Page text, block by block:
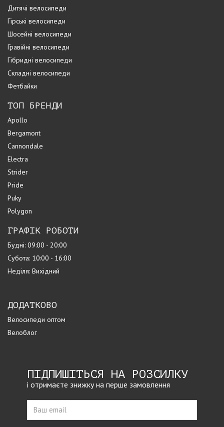
Дитячі велосипеди
Гірські велосипеди
Шосейні велосипеди
Гравійні велосипеди
Гібридні велосипеди
Складні велосипеди
Фетбайки
ТОП БРЕНДИ
Apollo
Bergamont
Cannondale
Electra
Strider
Pride
Puky
Polygon
ГРАФІК РОБОТИ
Будні: 09:00 - 20:00
Субота: 10:00 - 16:00
Неділя: Вихідний
ДОДАТКОВО
Велосипеди оптом
Велоблог
ПІДПИШІТЬСЯ НА РОЗСИЛКУ
і отримаєте знижку на перше замовлення